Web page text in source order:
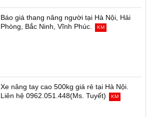
Báo giá thang nâng người tại Hà Nội, Hải
Phòng, Bắc Ninh, Vĩnh Phúc.
KM
Xe nâng tay cao 500kg giá rẻ tại Hà Nội.
Liên hệ 0962.051.448(Ms. Tuyết)
KM